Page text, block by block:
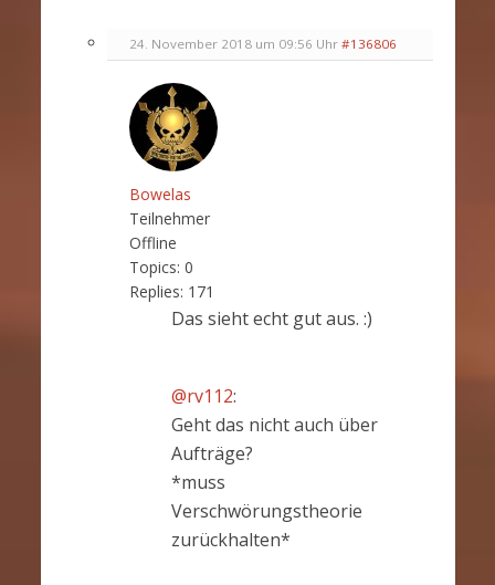
24. November 2018 um 09:56 Uhr #136806
Bowelas
Teilnehmer
Offline
Topics: 0
Replies: 171
Das sieht echt gut aus. :)
@rv112:
Geht das nicht auch über
Aufträge?
*muss
Verschwörungstheorie
zurückhalten*